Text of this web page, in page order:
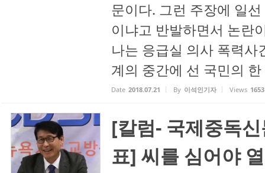
문이다. 그런 주장에 일
이냐고 반발하면서 논란
나는 응급실 의사 폭력
계의 중간에 선 국민의 한
Date 2018.07.21 By 이석인기자 Views 1653
[칼럼- 국제중독
표] 씨를 심어야